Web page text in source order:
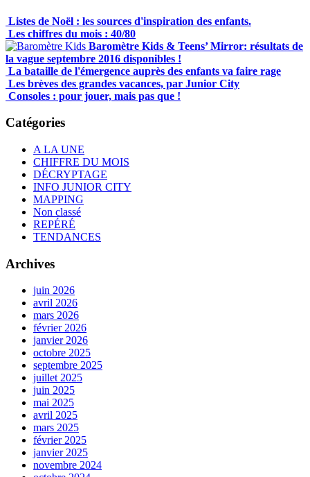
Listes de Noël : les sources d'inspiration des enfants.
Les chiffres du mois : 40/80
Baromètre Kids & Teens’ Mirror: résultats de
la vague septembre 2016 disponibles !
La bataille de l'émergence auprès des enfants va faire rage
Les brèves des grandes vacances, par Junior City
Consoles : pour jouer, mais pas que !
Catégories
A LA UNE
CHIFFRE DU MOIS
DÉCRYPTAGE
INFO JUNIOR CITY
MAPPING
Non classé
REPÉRÉ
TENDANCES
Archives
juin 2026
avril 2026
mars 2026
février 2026
janvier 2026
octobre 2025
septembre 2025
juillet 2025
juin 2025
mai 2025
avril 2025
mars 2025
février 2025
janvier 2025
novembre 2024